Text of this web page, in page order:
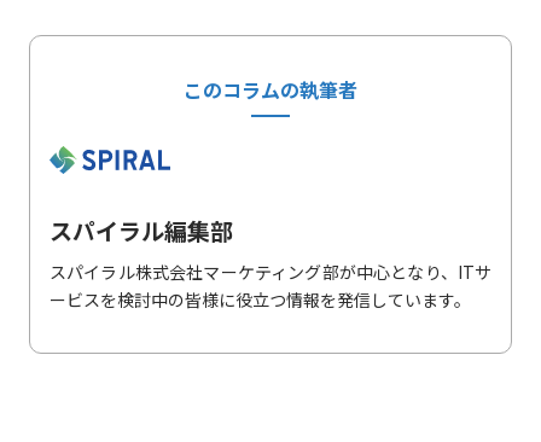
このコラムの執筆者
スパイラル編集部
スパイラル株式会社マーケティング部が中心となり、ITサ
ービスを検討中の皆様に役立つ情報を発信しています。